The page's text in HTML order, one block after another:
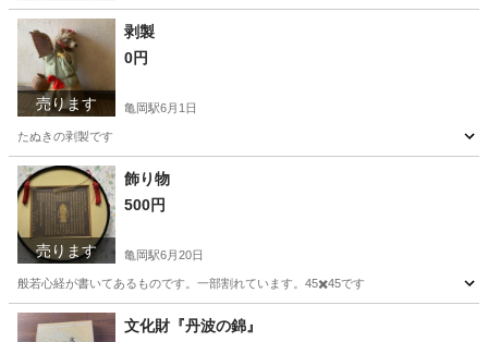
売ります
剥製
0円
亀岡駅6月1日
たぬきの剥製です
京都 亀岡市 亀岡駅
売ります
飾り物
500円
亀岡駅6月20日
般若心経が書いてあるものです。一部割れています。45✖️45です
京都 亀岡市 亀岡駅 その他
文化財『丹波の錦』